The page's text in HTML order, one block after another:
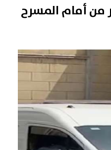
من أمام المسرح